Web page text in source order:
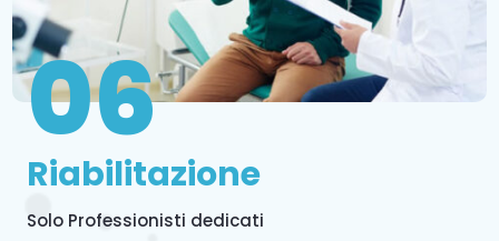
06
Riabilitazione
Solo Professionisti dedicati